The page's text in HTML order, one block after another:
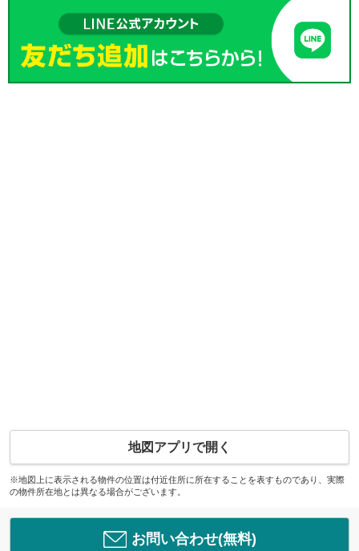
地図アプリで開く
※地図上に表示される物件の位置は付近住所に所在することを表すものであり、実際
の物件所在地とは異なる場合がございます。
お問い合わせ(無料)